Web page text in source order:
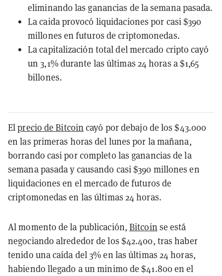
eliminando las ganancias de la semana pasada.
La caida provocó liquidaciones por casi $390
millones en futuros de criptomonedas.
La capitalización total del mercado cripto cayó
un 3,1% durante las últimas 24 horas a $1,65
billones.
Elprecio de Bitcoin cayó por debajo de los $43.000
en las primeras horas del lunes por la mañana,
borrando casi por completo las ganancias de la
semana pasada y causando casi $390 millones en
liquidaciones en el mercado de futuros de
criptomonedas en las últimas 24 horas.
Al momento de la publicación,Bitcoin se está
negociando alrededor de los $42.400, tras haber
tenido una caída del 3% en las últimas 24 horas,
habiendo llegado a un minimo de $41.800 en el